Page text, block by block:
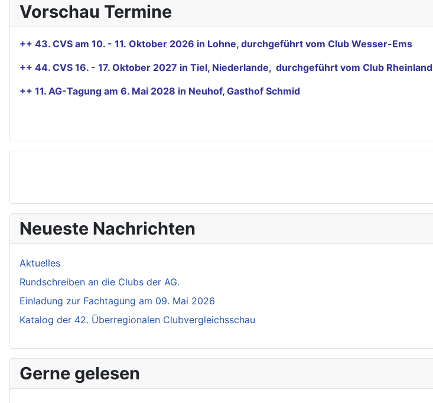
Vorschau Termine
++ 43. CVS am 10. - 11. Oktober 2026 in Lohne, durchgeführt vom Club Wesser-Ems
++ 44. CVS 16. - 17. Oktober 2027 in Tiel, Niederlande, durchgeführt vom Club Rheinland
++ 11. AG-Tagung am 6. Mai 2028 in Neuhof, Gasthof Schmid
Neueste Nachrichten
Aktuelles
Rundschreiben an die Clubs der AG.
Einladung zur Fachtagung am 09. Mai 2026
Katalog der 42. Überregionalen Clubvergleichsschau
Gerne gelesen